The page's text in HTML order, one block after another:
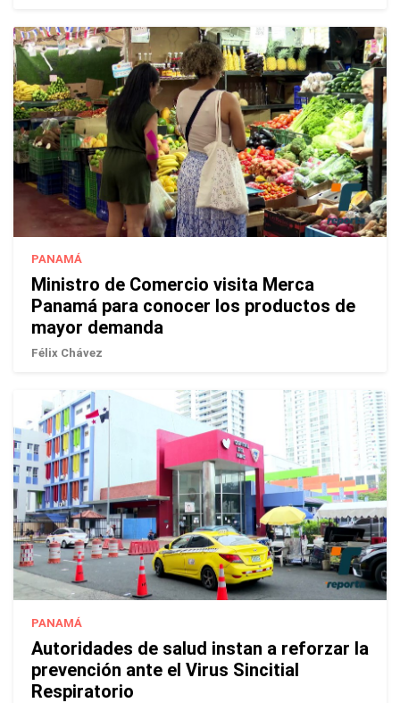
PANAMÁ
Ministro de Comercio visita Merca
Panamá para conocer los productos de
mayor demanda
Félix Chávez
PANAMÁ
Autoridades de salud instan a reforzar la
prevención ante el Virus Sincitial
Respiratorio